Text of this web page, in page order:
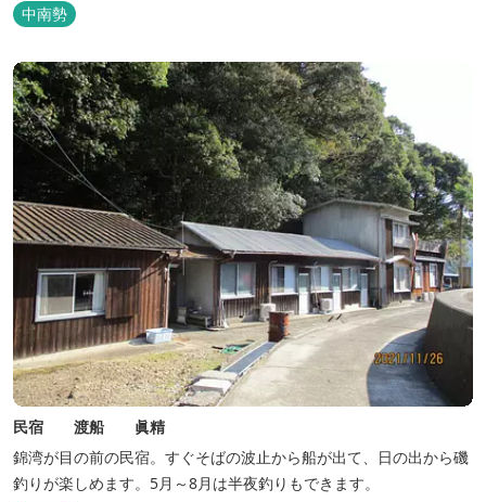
中南勢
民宿 渡船 眞精
錦湾が目の前の民宿。すぐそばの波止から船が出て、日の出から磯
釣りが楽しめます。5月～8月は半夜釣りもできます。